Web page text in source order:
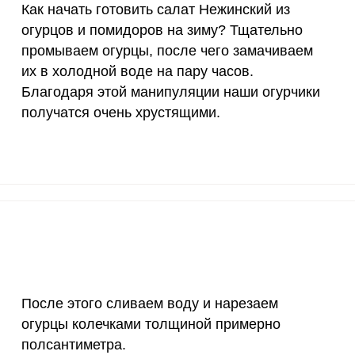
10 мкг 0
50 мг 0.8
400 мг 2.5
25.1
Как начать готовить салат Нежинский из
огурцов и помидоров на зиму? Тщательно
промываем огурцы, после чего замачиваем
их в холодной воде на пару часов.
Благодаря этой манипуляции наши огурчики
получатся очень хрустящими.
После этого сливаем воду и нарезаем
огурцы колечками толщиной примерно
полсантиметра.
Запомнить меня
ВХОД
Нежинский из огурцов и помидоров на зиму?
их в холодной воде на пару часов.
очень хрустящими.
с Правилами сайта
обработки
соглашением